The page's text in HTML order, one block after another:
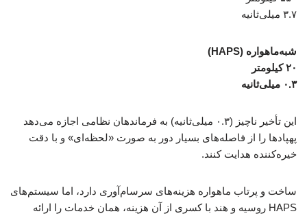
۳.۷ میلی‌ثانیه
شبه‌ماهواره (HAPS)
۲۰ کیلومتر
۰.۳ میلی‌ثانیه
این تأخیر ناچیز (۰.۳ میلی‌ثانیه) به فرماندهان نظامی اجازه می‌دهد
پهپادها را از فاصله‌های بسیار دور به صورت «لحظه‌ای» و با دقت
خیره‌کننده هدایت کنند.
ساخت و پرتاب ماهواره هزینه‌های سرسام‌آوری دارد، اما سیستم‌های
HAPS روسیه و هند با کسری از آن هزینه، همان خدمات را ارائه